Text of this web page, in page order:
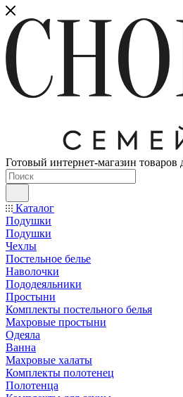
Готовый интернет-магазин товаров
Каталог
Подушки
Подушки
Чехлы
Постельное белье
Наволочки
Пододеяльники
Простыни
Комплекты постельного белья
Махровые простыни
Одеяла
Ванна
Махровые халаты
Комплекты полотенец
Полотенца